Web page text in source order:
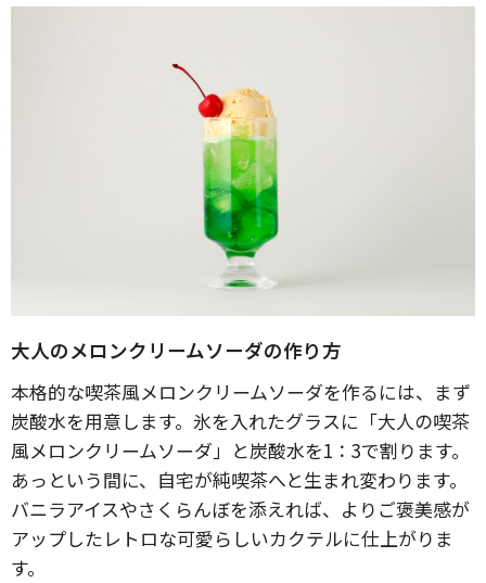
大人のメロンクリームソーダの作り方
本格的な喫茶風メロンクリームソーダを作るには、まず
炭酸水を用意します。氷を入れたグラスに「大人の喫茶
風メロンクリームソーダ」と炭酸水を1：3で割ります。
あっという間に、自宅が純喫茶へと生まれ変わります。
バニラアイスやさくらんぼを添えれば、よりご褒美感が
アップしたレトロな可愛らしいカクテルに仕上がりま
す。